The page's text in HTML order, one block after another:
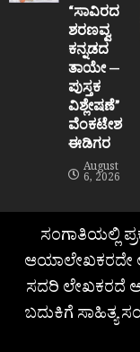
“ಸಾವಿರದ
ಶರಣವ್ವ
ಕನ್ನಡದ
ತಾಯೇ —
ಪುಸ್ತಕ
ವಿಶ್ಲೇಷಣೆ”
ವೆಂಕಟೇಶ
ಈಡಿಗರ
August
6, 2026
ಸಂಗಾತಿಯಲ್ಲಿ
ಆಯಾಲೇಖಕರದೇ
ಸದರಿ ಲೇಖಕರದೆ
ಬದುಕಿಗೆ ಸಾಹಿತ್ಯ